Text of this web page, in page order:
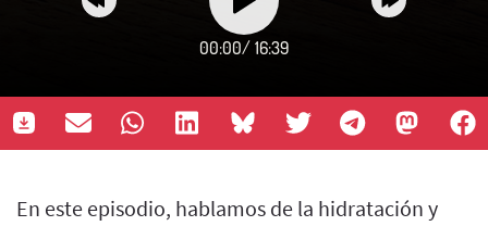
00:00/ 16:39
En este episodio, hablamos de la hidratación y